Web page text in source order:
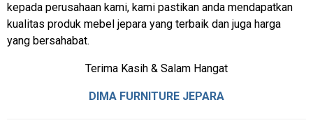
kepada perusahaan kami, kami pastikan anda mendapatkan
kualitas produk mebel jepara yang terbaik dan juga harga
yang bersahabat.
Terima Kasih & Salam Hangat
DIMA FURNITURE JEPARA